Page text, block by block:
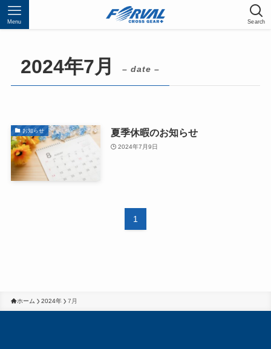
Search
Menu
2024年7月 – date –
お知らせ 夏季休暇のお知らせ
2024年7月9日
1
ホーム 2024年 7月